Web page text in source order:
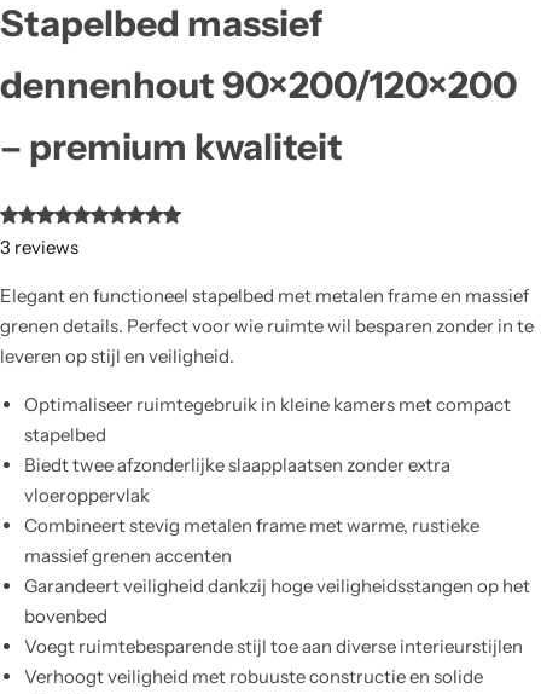
Stapelbed massief
dennenhout 90×200/120×200
– premium kwaliteit
3 reviews
Elegant en functioneel stapelbed met metalen frame en massief
grenen details. Perfect voor wie ruimte wil besparen zonder in te
leveren op stijl en veiligheid.
Optimaliseer ruimtegebruik in kleine kamers met compact
stapelbed
Biedt twee afzonderlijke slaapplaatsen zonder extra
vloeroppervlak
Combineert stevig metalen frame met warme, rustieke
massief grenen accenten
Garandeert veiligheid dankzij hoge veiligheidsstangen op het
bovenbed
Voegt ruimtebesparende stijl toe aan diverse interieurstijlen
Verhoogt veiligheid met robuuste constructie en solide